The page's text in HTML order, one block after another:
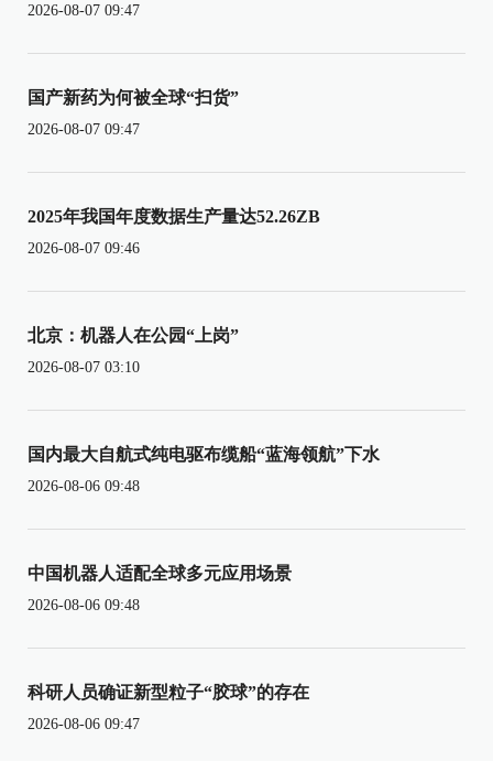
2026-08-07 09:47
国产新药为何被全球“扫货”
2026-08-07 09:47
2025年我国年度数据生产量达52.26ZB
2026-08-07 09:46
北京：机器人在公园“上岗”
2026-08-07 03:10
国内最大自航式纯电驱布缆船“蓝海领航”下水
2026-08-06 09:48
中国机器人适配全球多元应用场景
2026-08-06 09:48
科研人员确证新型粒子“胶球”的存在
2026-08-06 09:47